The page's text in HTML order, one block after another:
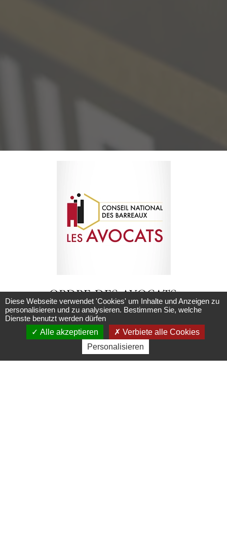
Diese Webseite verwendet 'Cookies' um Inhalte und Anzeigen zu
personalisieren und zu analysieren. Bestimmen Sie, welche
Dienste benutzt werden dürfen
Alle akzeptieren
Verbiete alle Cookies
Personalisieren